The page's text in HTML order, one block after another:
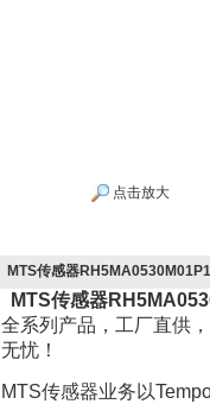
点击放大
MTS传感器
MTS传感器
全系列产品，工厂直供
无忧！
MTS传感器业务以